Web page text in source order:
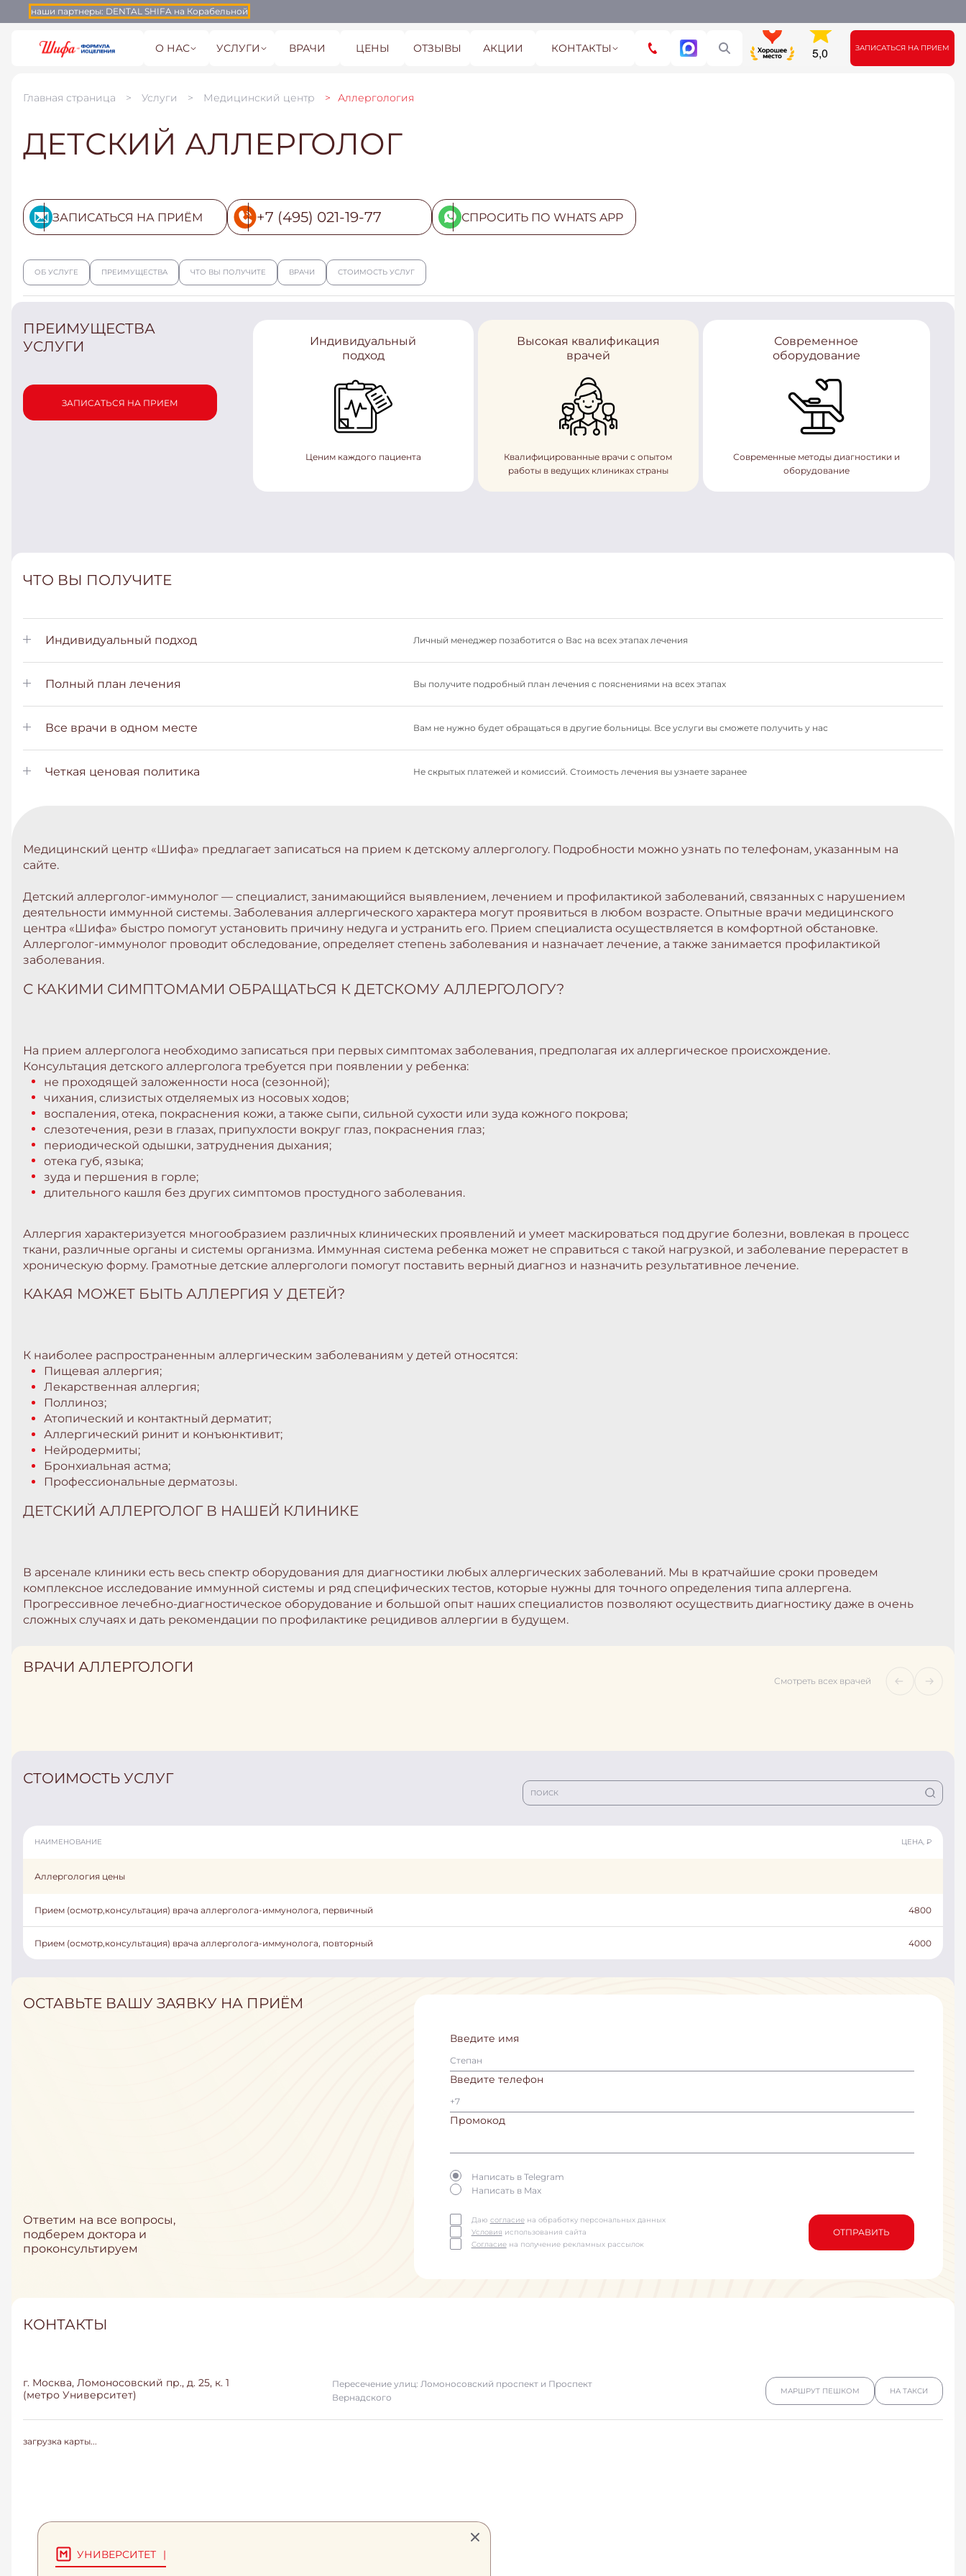
наши партнеры: DENTAL SHIFA на Корабельной
О НАС УСЛУГИ ВРАЧИ ЦЕНЫ ОТЗЫВЫ АКЦИИ КОНТАКТЫ ЗАПИСАТЬСЯ НА ПРИЕМ
Главная страница Услуги Медицинский центр Аллергология
ДЕТСКИЙ АЛЛЕРГОЛОГ
ЗАПИСАТЬСЯ НА ПРИЁМ +7 (495) 021-19-77 СПРОСИТЬ ПО WHATS APP
ОБ УСЛУГЕ ПРЕИМУЩЕСТВА ЧТО ВЫ ПОЛУЧИТЕ ВРАЧИ СТОИМОСТЬ УСЛУГ
ПРЕИМУЩЕСТВА
УСЛУГИ
Индивидуальный
подход
Ценим каждого пациента
Высокая квалификация
врачей
Квалифицированные врачи с опытом
работы в ведущих клиниках страны
Современное
оборудование
Современные методы диагностики и
оборудование
ЗАПИСАТЬСЯ НА ПРИЕМ
ЧТО ВЫ ПОЛУЧИТЕ
Индивидуальный подход Личный менеджер позаботится о Вас на всех этапах лечения
Полный план лечения Вы получите подробный план лечения с пояснениями на всех этапах
Все врачи в одном месте Вам не нужно будет обращаться в другие больницы. Все услуги вы сможете получить у нас
Четкая ценовая политика Не скрытых платежей и комиссий. Стоимость лечения вы узнаете заранее
Медицинский центр «Шифа» предлагает записаться на прием к детскому аллергологу. Подробности можно узнать по телефонам, указанным на
сайте.
Детский аллерголог-иммунолог — специалист, занимающийся выявлением, лечением и профилактикой заболеваний, связанных с нарушением
деятельности иммунной системы. Заболевания аллергического характера могут проявиться в любом возрасте. Опытные врачи медицинского
центра «Шифа» быстро помогут установить причину недуга и устранить его. Прием специалиста осуществляется в комфортной обстановке.
Аллерголог-иммунолог проводит обследование, определяет степень заболевания и назначает лечение, а также занимается профилактикой
заболевания.
С КАКИМИ СИМПТОМАМИ ОБРАЩАТЬСЯ К ДЕТСКОМУ АЛЛЕРГОЛОГУ?
На прием аллерголога необходимо записаться при первых симптомах заболевания, предполагая их аллергическое происхождение.
Консультация детского аллерголога требуется при появлении у ребенка:
не проходящей заложенности носа (сезонной);
чихания, слизистых отделяемых из носовых ходов;
воспаления, отека, покраснения кожи, а также сыпи, сильной сухости или зуда кожного покрова;
слезотечения, рези в глазах, припухлости вокруг глаз, покраснения глаз;
периодической одышки, затруднения дыхания;
отека губ, языка;
зуда и першения в горле;
длительного кашля без других симптомов простудного заболевания.
Аллергия характеризуется многообразием различных клинических проявлений и умеет маскироваться под другие болезни, вовлекая в процесс
ткани, различные органы и системы организма. Иммунная система ребенка может не справиться с такой нагрузкой, и заболевание перерастет в
хроническую форму. Грамотные детские аллергологи помогут поставить верный диагноз и назначить результативное лечение.
КАКАЯ МОЖЕТ БЫТЬ АЛЛЕРГИЯ У ДЕТЕЙ?
К наиболее распространенным аллергическим заболеваниям у детей относятся:
Пищевая аллергия;
Лекарственная аллергия;
Поллиноз;
Атопический и контактный дерматит;
Аллергический ринит и конъюнктивит;
Нейродермиты;
Бронхиальная астма;
Профессиональные дерматозы.
ДЕТСКИЙ АЛЛЕРГОЛОГ В НАШЕЙ КЛИНИКЕ
В арсенале клиники есть весь спектр оборудования для диагностики любых аллергических заболеваний. Мы в кратчайшие сроки проведем
комплексное исследование иммунной системы и ряд специфических тестов, которые нужны для точного определения типа аллергена.
Прогрессивное лечебно-диагностическое оборудование и большой опыт наших специалистов позволяют осуществить диагностику даже в очень
сложных случаях и дать рекомендации по профилактике рецидивов аллергии в будущем.
ВРАЧИ АЛЛЕРГОЛОГИ
Смотреть всех врачей
СТОИМОСТЬ УСЛУГ
НАИМЕНОВАНИЕ ЦЕНА, ₽
Аллергология цены
Прием (осмотр,консультация) врача аллерголога-иммунолога, первичный 4800
Прием (осмотр,консультация) врача аллерголога-иммунолога, повторный 4000
ОСТАВЬТЕ ВАШУ ЗАЯВКУ НА ПРИЁМ
Ответим на все вопросы,
подберем доктора и
проконсультируем
Введите имя
Введите телефон
Промокод
Написать в Telegram
Написать в Max
Даю согласиена обработку персональных данных
Условия использования сайта
Согласиена получение рекламных рассылок
ОТПРАВИТЬ
КОНТАКТЫ
г. Москва, Ломоносовский пр., д. 25, к. 1
(метро Университет)
Пересечение улиц: Ломоносовский проспект и Проспект
Вернадского
МАРШРУТ ПЕШКОМ НА ТАКСИ
загрузка карты...
УНИВЕРСИТЕТ |